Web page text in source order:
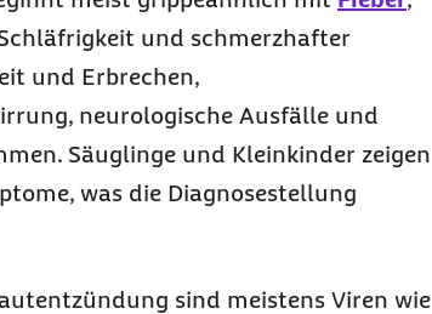
und schmerzhafter
und Erbrechen,
neurologische Ausfälle und
Säuglinge und Kleinkinder zeigen
was die Diagnosestellung
sind meistens Viren wie